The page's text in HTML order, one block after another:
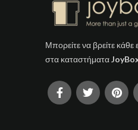
Μπορείτε να βρείτε κάθε
στα καταστήματα